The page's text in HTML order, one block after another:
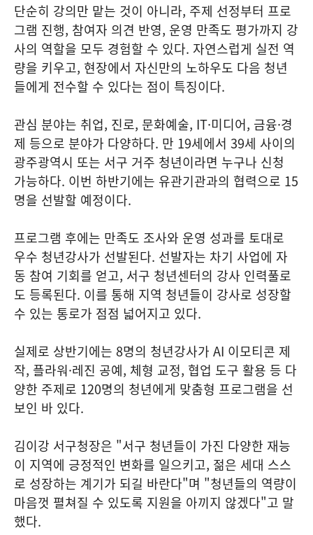
단순히 강의만 맡는 것이 아니라, 주제 선정부터 프로
그램 진행, 참여자 의견 반영, 운영 만족도 평가까지 강
사의 역할을 모두 경험할 수 있다. 자연스럽게 실전 역
량을 키우고, 현장에서 자신만의 노하우도 다음 청년
들에게 전수할 수 있다는 점이 특징이다.
관심 분야는 취업, 진로, 문화예술, IT·미디어, 금융·경
제 등으로 분야가 다양하다. 만 19세에서 39세 사이의
광주광역시 또는 서구 거주 청년이라면 누구나 신청
가능하다. 이번 하반기에는 유관기관과의 협력으로 15
명을 선발할 예정이다.
프로그램 후에는 만족도 조사와 운영 성과를 토대로
우수 청년강사가 선발된다. 선발자는 차기 사업에 자
동 참여 기회를 얻고, 서구 청년센터의 강사 인력풀로
도 등록된다. 이를 통해 지역 청년들이 강사로 성장할
수 있는 통로가 점점 넓어지고 있다.
실제로 상반기에는 8명의 청년강사가 AI 이모티콘 제
작, 플라워·레진 공예, 체형 교정, 협업 도구 활용 등 다
양한 주제로 120명의 청년에게 맞춤형 프로그램을 선
보인 바 있다.
김이강 서구청장은 "서구 청년들이 가진 다양한 재능
이 지역에 긍정적인 변화를 일으키고, 젊은 세대 스스
로 성장하는 계기가 되길 바란다"며 "청년들의 역량이
마음껏 펼쳐질 수 있도록 지원을 아끼지 않겠다"고 말
했다.